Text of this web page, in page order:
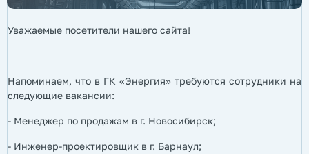
Уважаемые посетители нашего сайта!
Напоминаем, что в ГК «Энергия» требуются сотрудники на
следующие вакансии:
- Менеджер по продажам в г. Новосибирск;
- Инженер-проектировщик в г. Барнаул;